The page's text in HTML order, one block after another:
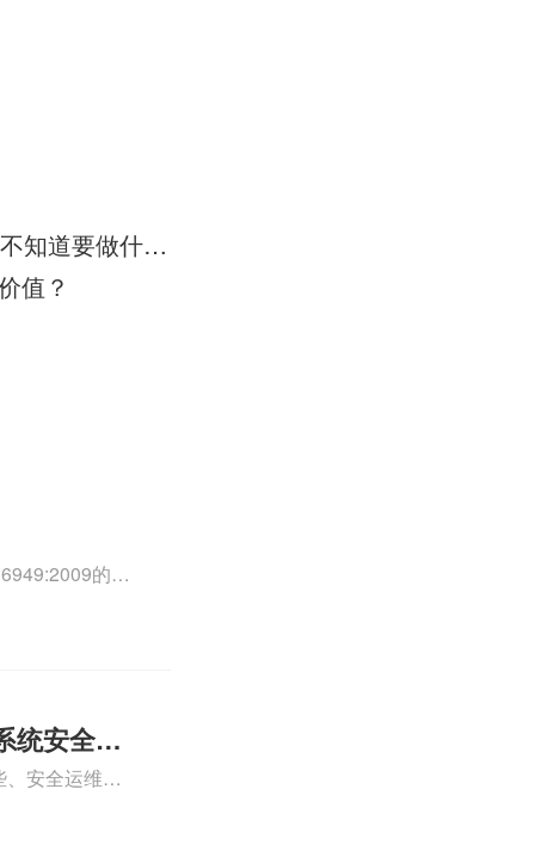
ISO9001：2015新版标准进行审核，5.3组织角色，职责和权限我们不知道要做什么？
值？
的外
员、
统安全运
安全运维服
服务资质认